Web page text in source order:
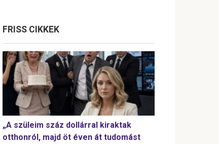
FRISS CIKKEK
„A szüleim száz dollárral kiraktak
otthonról, majd öt éven át tudomást